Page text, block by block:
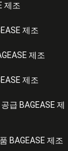
제조
제조
제조
제조
급 BAGEASE 제
BAGEASE 제조